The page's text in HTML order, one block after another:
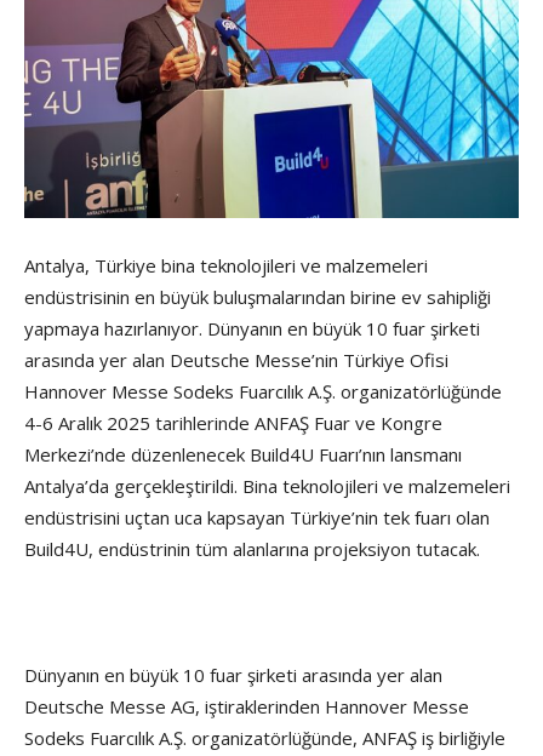
Antalya, Türkiye bina teknolojileri ve malzemeleri
endüstrisinin en büyük buluşmalarından birine ev sahipliği
yapmaya hazırlanıyor. Dünyanın en büyük 10 fuar şirketi
arasında yer alan Deutsche Messe’nin Türkiye Ofisi
Hannover Messe Sodeks Fuarcılık A.Ş. organizatörlüğünde
4-6 Aralık 2025 tarihlerinde ANFAŞ Fuar ve Kongre
Merkezi’nde düzenlenecek Build4U Fuarı’nın lansmanı
Antalya’da gerçekleştirildi. Bina teknolojileri ve malzemeleri
endüstrisini uçtan uca kapsayan Türkiye’nin tek fuarı olan
Build4U, endüstrinin tüm alanlarına projeksiyon tutacak.
Dünyanın en büyük 10 fuar şirketi arasında yer alan
Deutsche Messe AG, iştiraklerinden Hannover Messe
Sodeks Fuarcılık A.Ş. organizatörlüğünde, ANFAŞ iş birliğiyle